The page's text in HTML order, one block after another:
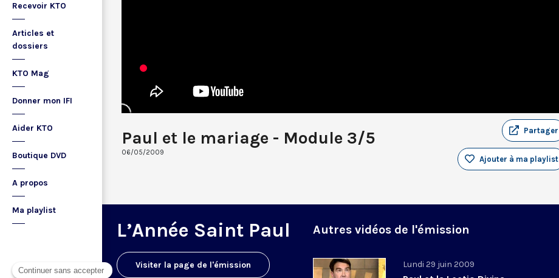
Recevoir KTO
Articles et
dossiers
KTO Mag
Donner mon IFI
Aider KTO
Boutique DVD
A propos
Ma playlist
Paul et le mariage - Module 3/5
06/05/2009
Partager
Ajouter à ma playlist
L’Année Saint Paul
Visiter la page de l'émission
Autres vidéos de l'émission
Lundi 29 juin 2009